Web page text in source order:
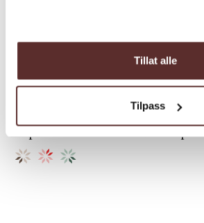
Tillat alle
Tilpass
Did you know that most of
electricity today is generated
Trolltunga Active in Tyssedal